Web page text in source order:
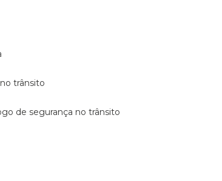
trânsito
de segurança no trânsito